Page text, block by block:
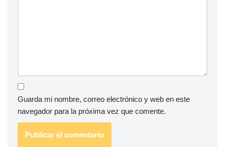
Guarda mi nombre, correo electrónico y web en este
navegador para la próxima vez que comente.